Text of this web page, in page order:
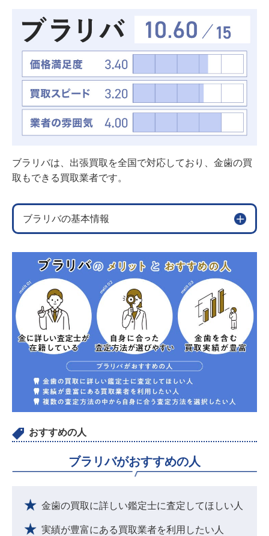
ブラリバは、出張買取を全国で対応しており、金歯の買
取もできる買取業者です。
ブラリバの基本情報
おすすめの人
ブラリバがおすすめの人
金歯の買取に詳しい鑑定士に査定してほしい人
実績が豊富にある買取業者を利用したい人